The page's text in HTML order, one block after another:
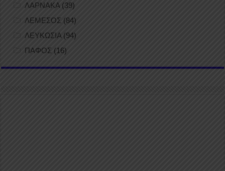
ΛΑΡΝΑΚΑ(39)
ΛΕΜΕΣΟΣ (84)
ΛΕΥΚΩΣΙΑ (94)
ΠΑΦΟΣ (16)